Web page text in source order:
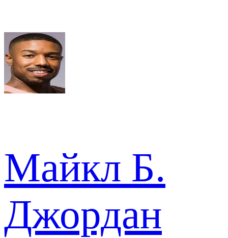
Майкл Б.
Джордан